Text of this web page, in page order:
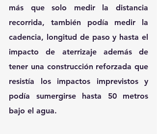
más que solo medir la distancia
recorrida, también podía medir la
cadencia, longitud de paso y hasta el
impacto de aterrizaje además de
tener una construcción reforzada que
resistía los impactos imprevistos y
podía sumergirse hasta 50 metros
bajo el agua.